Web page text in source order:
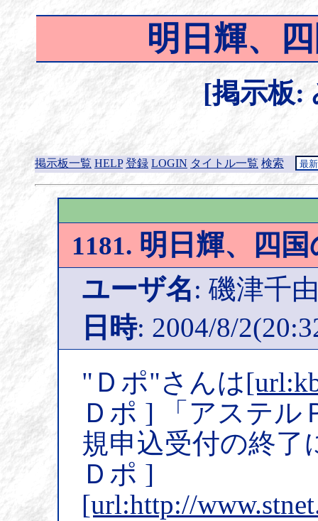
明日輝、
[掲示板:
掲示板一覧 HELP 登録 LOGIN タイトル一覧 検索
1181. 明日輝、四
ユーザ名: 磯津千
日時: 2004/8/
"Ｄポ"さんは
Ｄポ ] 「アステル
規申込受付の終了
Ｄポ ]
[url:http://